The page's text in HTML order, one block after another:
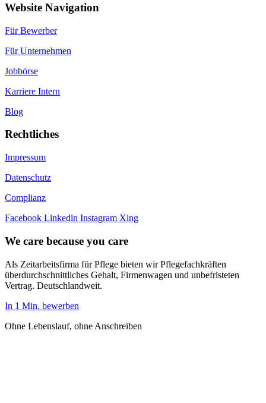
Website Navigation
Für Bewerber
Für Unternehmen
Jobbörse
Karriere Intern
Blog
Rechtliches
Impressum
Datenschutz
Complianz
Facebook Linkedin Instagram Xing
We care because you care
Als Zeitarbeitsfirma für Pflege bieten wir Pflegefachkräften
überdurchschnittliches Gehalt, Firmenwagen und unbefristeten
Vertrag. Deutschlandweit.
In 1 Min. bewerben
Ohne Lebenslauf, ohne Anschreiben